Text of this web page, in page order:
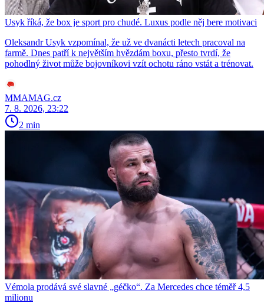
Usyk říká, že box je sport pro chudé. Luxus podle něj bere motivaci
Oleksandr Usyk vzpomínal, že už ve dvanácti letech pracoval na
farmě. Dnes patří k největším hvězdám boxu, přesto tvrdí, že
pohodlný život může bojovníkovi vzít ochotu ráno vstát a trénovat.
MMAMAG.cz
7. 8. 2026, 23:22
2 min
Vémola prodává své slavné „géčko“. Za Mercedes chce téměř 4,5
milionu